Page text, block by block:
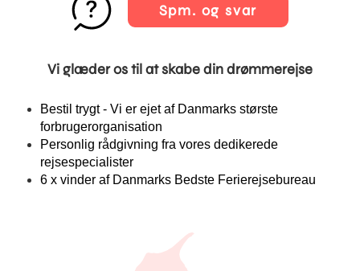
Spm. og svar
Vi glæder os til at skabe din drømmerejse
Bestil trygt - Vi er ejet af Danmarks største
forbrugerorganisation
Personlig rådgivning fra vores dedikerede
rejsespecialister
6 x vinder af Danmarks Bedste Ferierejsebureau